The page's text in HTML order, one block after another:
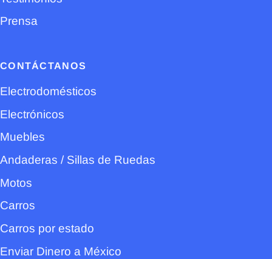
Prensa
CONTÁCTANOS
Electrodomésticos
Electrónicos
Muebles
Andaderas / Sillas de Ruedas
Motos
Carros
Carros por estado
Enviar Dinero a México